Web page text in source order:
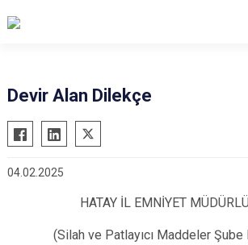
Devir Alan Dilekçe
04.02.2025
HATAY İL EMNİYET
(Silah ve Patlayıcı Maddeler Şube